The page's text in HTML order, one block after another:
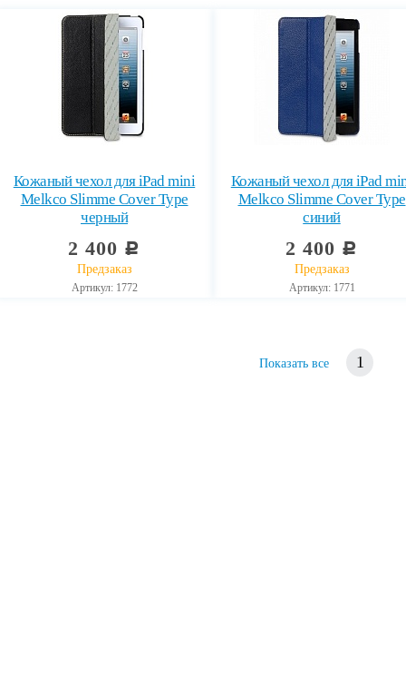
Кожаный чехол для iPad mini
Melkco Slimme Cover Type
черный
2 400 c
Предзаказ
Артикул: 1772
Кожаный чехол для iPad
Melkco Slimme Cover Type
синий
2 400 c
Предзаказ
Артикул: 1771
Показать все 1